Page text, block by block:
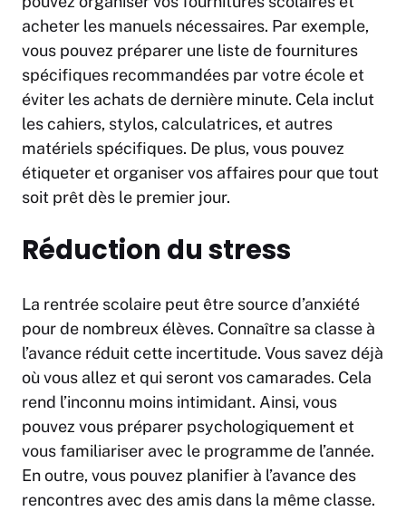
acheter les manuels nécessaires. Par exemple,
vous pouvez préparer une liste de fournitures
spécifiques recommandées par votre école et
éviter les achats de dernière minute. Cela inclut
les cahiers, stylos, calculatrices, et autres
matériels spécifiques. De plus, vous pouvez
étiqueter et organiser vos affaires pour que tout
soit prêt dès le premier jour.
Réduction du stress
La rentrée scolaire peut être source d’anxiété
pour de nombreux élèves. Connaître sa classe à
l’avance réduit cette incertitude. Vous savez déjà
où vous allez et qui seront vos camarades. Cela
rend l’inconnu moins intimidant. Ainsi, vous
pouvez vous préparer psychologiquement et
vous familiariser avec le programme de l’année.
En outre, vous pouvez planifier à l’avance des
rencontres avec des amis dans la même classe.